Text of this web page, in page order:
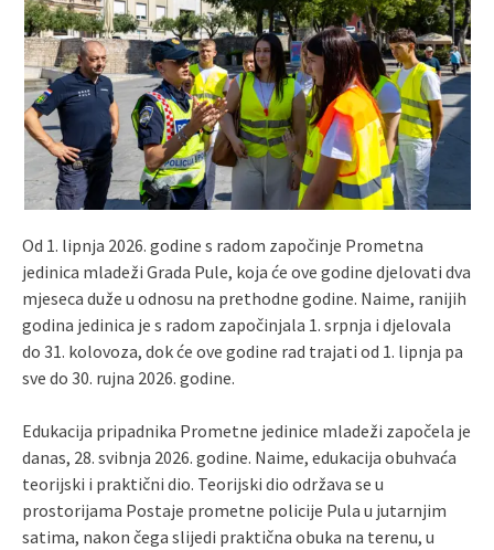
Od 1. lipnja 2026. godine s radom započinje Prometna
jedinica mladeži Grada Pule, koja će ove godine djelovati dva
mjeseca duže u odnosu na prethodne godine. Naime, ranijih
godina jedinica je s radom započinjala 1. srpnja i djelovala
do 31. kolovoza, dok će ove godine rad trajati od 1. lipnja pa
sve do 30. rujna 2026. godine.
Edukacija pripadnika Prometne jedinice mladeži započela je
danas, 28. svibnja 2026. godine. Naime, edukacija obuhvaća
teorijski i praktični dio. Teorijski dio održava se u
prostorijama Postaje prometne policije Pula u jutarnjim
satima, nakon čega slijedi praktična obuka na terenu, u